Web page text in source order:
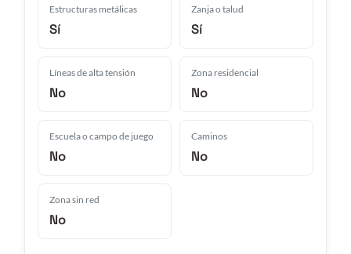
Estructuras metálicas
Sí
Zanja o talud
Sí
Líneas de alta tensión
No
Zona residencial
No
Escuela o campo de juego
No
Caminos
No
Zona sin red
No